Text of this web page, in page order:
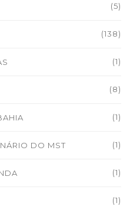
(5)
(138)
(1)
(8)
(1)
DO MST (1)
(1)
(1)